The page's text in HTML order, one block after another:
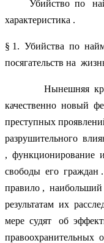
Убийство по
характеристика .
§ 1. Убийства по
посягательств на
Нынешняя
качественно новый
преступных
разрушительного
, функционирование
свободы его граждан
правило ,
результатам их
мере судят об
правоохранительных